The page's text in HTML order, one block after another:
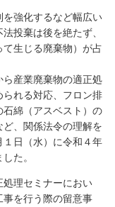
強化するなど幅広い
投棄は後を絶たず、
生じる廃棄物）が占
産業廃棄物の適正処
れる対応、フロン排
綿（アスベスト）の
、関係法令の理解を
日（水）に令和４年
た。
理セミナーにおい
を行う際の留意事